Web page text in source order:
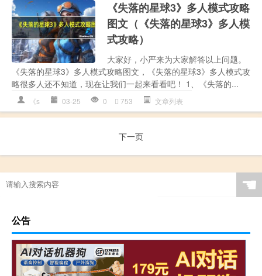
《失落的星球3》多人模式攻略
图文（《失落的星球3》多人模
式攻略）
大家好，小严来为大家解答以上问题。
《失落的星球3》多人模式攻略图文，《失落的星球3》多人模式攻
略很多人还不知道，现在让我们一起来看看吧！ 1、《失落的...
《s 03-25 0 753 文章列表
下一页
☚
公告